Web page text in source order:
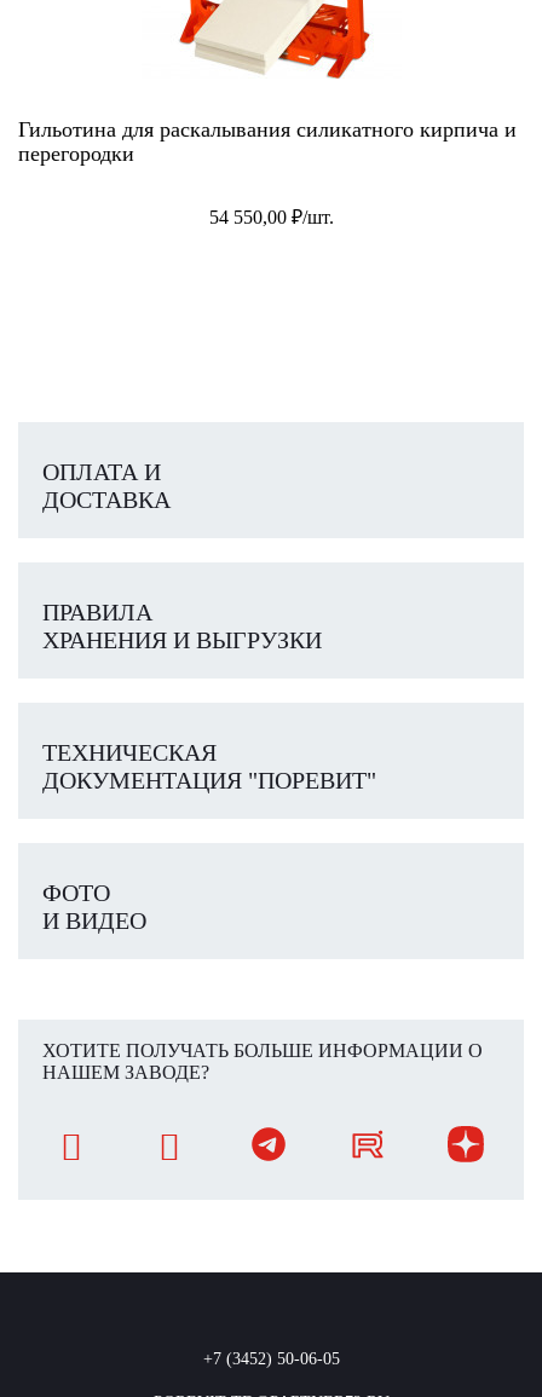
Гильотина для раскалывания силикатного кирпича и
перегородки
54 550,00 ₽/шт.
ОПЛАТА И
ДОСТАВКА
ПРАВИЛА
ХРАНЕНИЯ И ВЫГРУЗКИ
ТЕХНИЧЕСКАЯ
ДОКУМЕНТАЦИЯ "ПОРЕВИТ"
ФОТО
И ВИДЕО
ХОТИТЕ ПОЛУЧАТЬ БОЛЬШЕ ИНФОРМАЦИИ О
НАШЕМ ЗАВОДЕ?
+7 (3452) 50-06-05